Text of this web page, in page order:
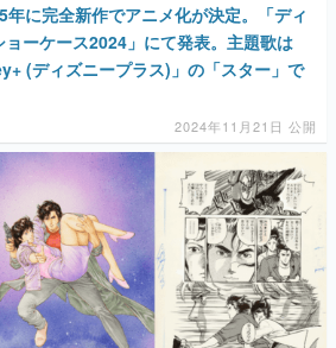
年に完全新作でアニメ化が決定。「ディ
ーケース2024」にて発表。主題歌は
(ディズニープラス)」の「スター」で
2024年11月21日 公開